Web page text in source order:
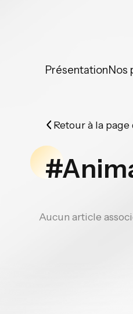
PrésentationNos
Retour à la
Aucun article